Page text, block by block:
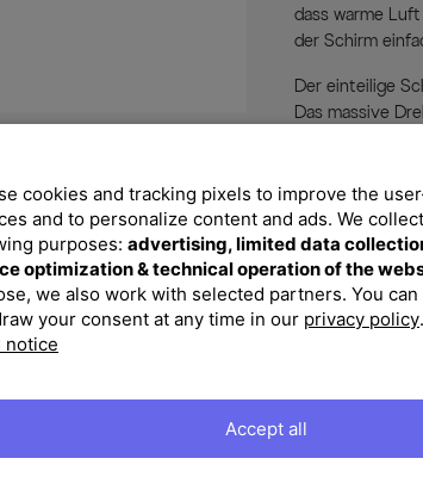
dass warme
der Schirm
Der einteilige
Das massive
Schirmes um
Wegplatten
Reißverschluss
Schirmständer
Wegplatten
hoch bei
beträgt ca. 28kg.
Dieser
Wichtige
Schirmständern
cookies and tracking pixels to improve the
and to personalize content and ads. We
purposes: advertising, limited data
optimization & technical operation of the
we also work with selected partners. You
your consent at any time in our privacy policy.
notice
Accept all